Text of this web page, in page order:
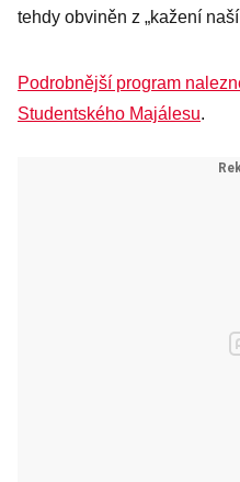
tehdy obviněn z „kažení
Podrobnější program
Studentského Majálesu.